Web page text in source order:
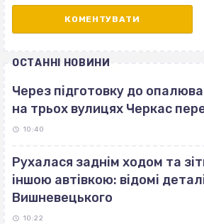
ОСТАННІ НОВИНИ
Через підготовку до
на трьох вулицях Черкас
10:40
Рухалася заднім ходом та
іншою автівкою: відомі
Вишневецького
10:22